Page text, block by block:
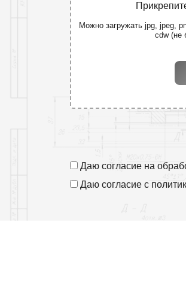
Можно загружать jpg, jpeg,
cdw (не
Даю согласие на
Даю согласие с